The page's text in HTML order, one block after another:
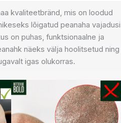
kvaliteetbränd, mis on loodud
lõigatud peanaha vajadusi
on puhas, funktsionaalne ja
näeks välja hoolitsetud ning
igas olukorras.